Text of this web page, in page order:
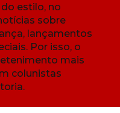
estilo, no
sobre
lançamentos
Por isso, o
mais
colunistas